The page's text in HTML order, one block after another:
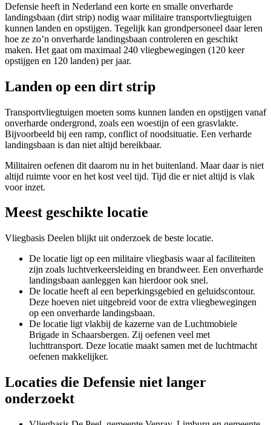
Defensie heeft in Nederland een korte en smalle onverharde
landingsbaan (dirt strip) nodig waar militaire transportvliegtuigen
kunnen landen en opstijgen. Tegelijk kan grondpersoneel daar leren
hoe ze zo’n onverharde landingsbaan controleren en geschikt
maken. Het gaat om maximaal 240 vliegbewegingen (120 keer
opstijgen en 120 landen) per jaar.
Landen op een dirt strip
Transportvliegtuigen moeten soms kunnen landen en opstijgen vanaf
onverharde ondergrond, zoals een woestijn of een grasvlakte.
Bijvoorbeeld bij een ramp, conflict of noodsituatie. Een verharde
landingsbaan is dan niet altijd bereikbaar.
Militairen oefenen dit daarom nu in het buitenland. Maar daar is niet
altijd ruimte voor en het kost veel tijd. Tijd die er niet altijd is vlak
voor inzet.
Meest geschikte locatie
Vliegbasis Deelen blijkt uit onderzoek de beste locatie.
De locatie ligt op een militaire vliegbasis waar al faciliteiten
zijn zoals luchtverkeersleiding en brandweer. Een onverharde
landingsbaan aanleggen kan hierdoor ook snel.
De locatie heeft al een beperkingsgebied en geluidscontour.
Deze hoeven niet uitgebreid voor de extra vliegbewegingen
op een onverharde landingsbaan.
De locatie ligt vlakbij de kazerne van de Luchtmobiele
Brigade in Schaarsbergen. Zij oefenen veel met
luchttransport. Deze locatie maakt samen met de luchtmacht
oefenen makkelijker.
Locaties die Defensie niet langer
onderzoekt